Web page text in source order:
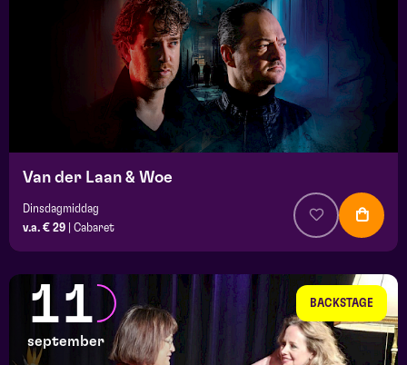
Van der Laan & Woe
Dinsdagmiddag
v.a. € 29
Cabaret
BACKSTAGE
11
september